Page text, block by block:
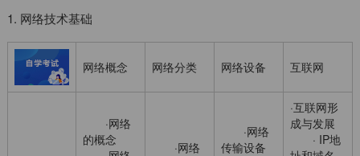
1. 网络技术基础
网络概念 网络分类 网络设备 互联网
·网络
的概念
·网络
·网络
传输设备
·互联网形
成与发展
· IP地